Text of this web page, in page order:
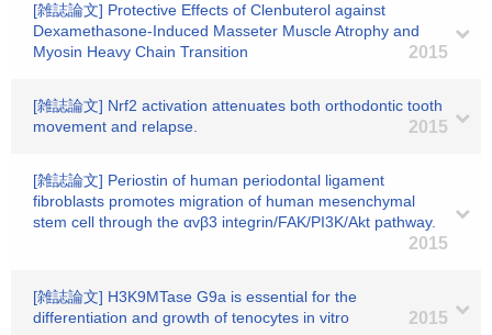
[雑誌論文] Protective Effects of Clenbuterol against
Dexamethasone-Induced Masseter Muscle Atrophy and
Myosin Heavy Chain Transition
2015
[雑誌論文] Nrf2 activation attenuates both orthodontic tooth
movement and relapse.
2015
[雑誌論文] Periostin of human periodontal ligament
fibroblasts promotes migration of human mesenchymal
stem cell through the αvβ3 integrin/FAK/PI3K/Akt pathway.
2015
[雑誌論文] H3K9MTase G9a is essential for the
differentiation and growth of tenocytes in vitro
2015